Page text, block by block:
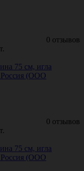
0 отзывов
75 см, игла
Россия (ООО
0 отзывов
75 см, игла
Россия (ООО